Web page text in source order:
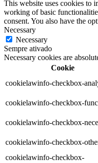
This website uses cookies to
working of basic
consent. You also have the
Necessary
Necessary
Sempre ativado
Necessary cookies are
Cookie
cookielawinfo-checkbox-
cookielawinfo-checkbox-
cookielawinfo-checkbox-
cookielawinfo-checkbox-
cookielawinfo-checkbox-